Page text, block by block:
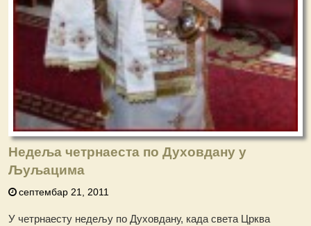
Недеља четрнаеста по Духовдану у
Љуљацима
септембар 21, 2011
У четрнаесту недељу по Духовдану, када света Црква